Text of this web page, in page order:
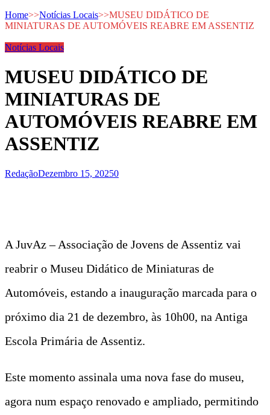
Home>>Notícias Locais>>MUSEU DIDÁTICO DE
MINIATURAS DE AUTOMÓVEIS REABRE EM ASSENTIZ
Notícias Locais
MUSEU DIDÁTICO DE
MINIATURAS DE
AUTOMÓVEIS REABRE EM
ASSENTIZ
RedaçãoDezembro 15, 20250
A JuvAz – Associação de Jovens de Assentiz vai
reabrir o Museu Didático de Miniaturas de
Automóveis, estando a inauguração marcada para o
próximo dia 21 de dezembro, às 10h00, na Antiga
Escola Primária de Assentiz.
Este momento assinala uma nova fase do museu,
agora num espaço renovado e ampliado, permitindo